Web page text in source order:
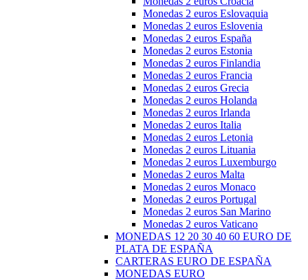
Monedas 2 euros Eslovaquia
Monedas 2 euros Eslovenia
Monedas 2 euros España
Monedas 2 euros Estonia
Monedas 2 euros Finlandia
Monedas 2 euros Francia
Monedas 2 euros Grecia
Monedas 2 euros Holanda
Monedas 2 euros Irlanda
Monedas 2 euros Italia
Monedas 2 euros Letonia
Monedas 2 euros Lituania
Monedas 2 euros Luxemburgo
Monedas 2 euros Malta
Monedas 2 euros Monaco
Monedas 2 euros Portugal
Monedas 2 euros San Marino
Monedas 2 euros Vaticano
MONEDAS 12 20 30 40 60 EURO DE
PLATA DE ESPAÑA
CARTERAS EURO DE ESPAÑA
MONEDAS EURO